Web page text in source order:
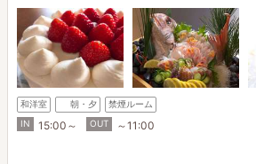
和洋室 朝・夕
禁煙ルーム
IN
15:00～ OUT ～11:00